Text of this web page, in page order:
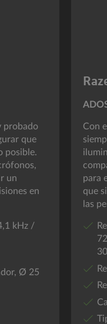
probado
que
posible.
un
en
kHz /
Ø 25
Con
para
que
las